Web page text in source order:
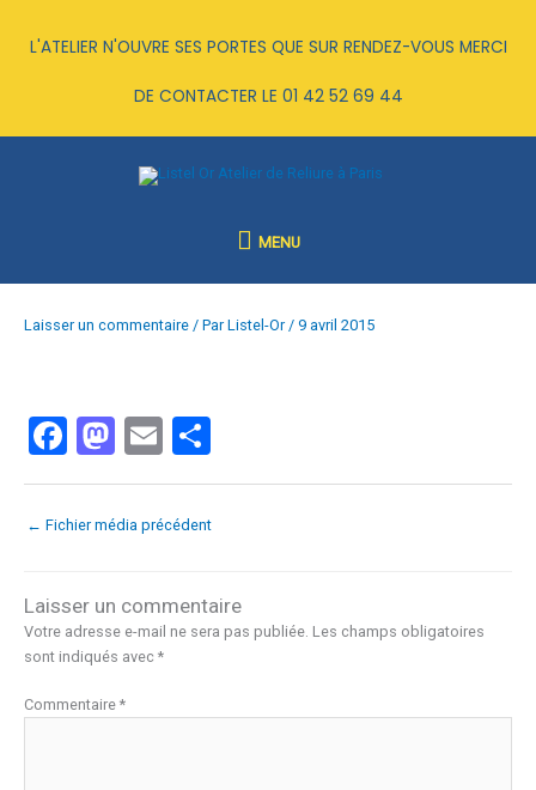
L'ATELIER N'OUVRE SES PORTES QUE SUR RENDEZ-VOUS MERCI
DE CONTACTER LE 01 42 52 69 44
MENU
MENU
Laisser un commentaire / ParListel-Or/ 9 avril 2015
F
a
ce
o
k
M
a
st
o
n
E
m
ail
ar
ta
er
← Fichier média précédent
Laisser un commentaire
Votre adresse e-mail ne sera pas publiée. Les champs obligatoires
sont indiqués avec *
Commentaire *